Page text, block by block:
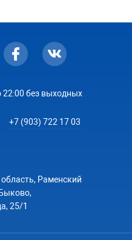
22:00 без выходных
+7 (903) 722 17 03
Раменский
25/1